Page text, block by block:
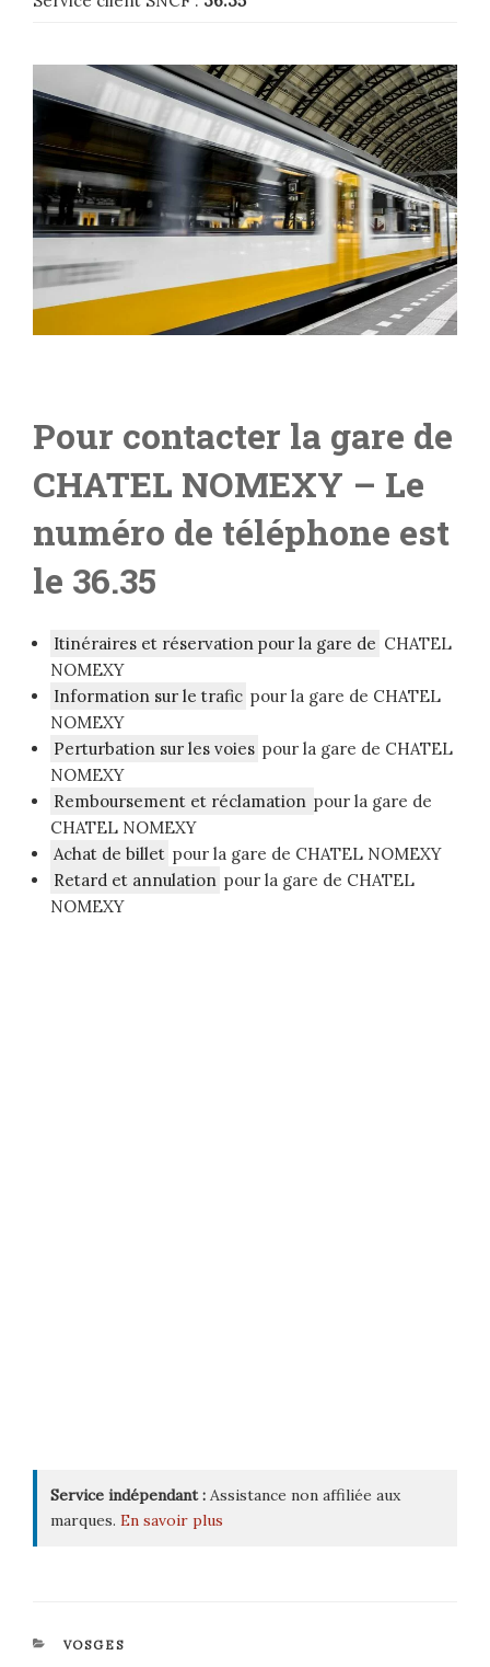
Pour contacter la gare de
CHATEL NOMEXY – Le
numéro de téléphone est
le 36.35
Itinéraires et réservation pour la gare de CHATEL
NOMEXY
Information sur le trafic pour la gare de CHATEL
NOMEXY
Perturbation sur les voies pour la gare de CHATEL
NOMEXY
Remboursement et réclamation pour la gare de
CHATEL NOMEXY
Achat de billet pour la gare de CHATEL NOMEXY
Retard et annulation pour la gare de CHATEL
NOMEXY
Service indépendant : Assistance non affiliée aux
marques. En savoir plus
CATÉGORIES
VOSGES